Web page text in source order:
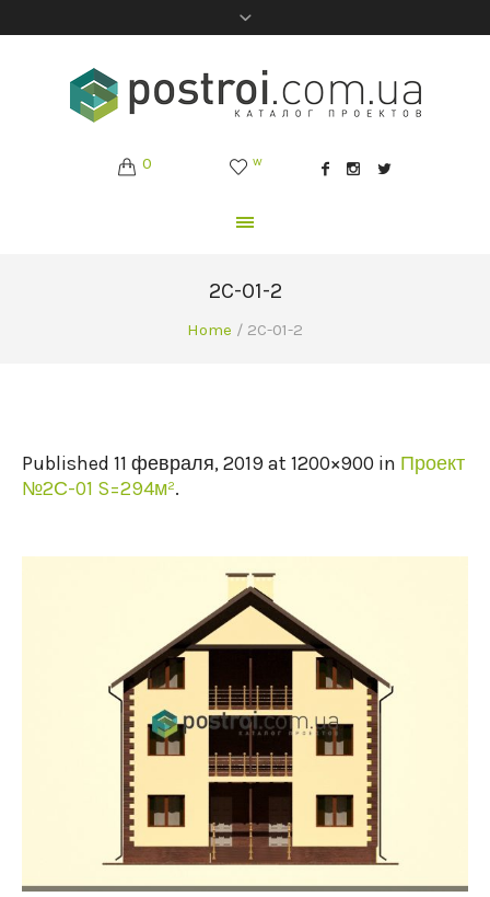
0 w
2C-01-2
Home / 2C-01-2
Published 11 февраля, 2019 at 1200×900 in Проект
№2С-01 S=294м².